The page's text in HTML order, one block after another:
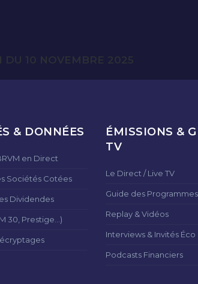
DU 10 NOVEMBRE 2025
& DONNÉES
en Direct
Sociétés Cotées
Dividendes
30, Prestige...)
ÉMISSIONS &
TV
Le Direct / Live TV
Guide des Programmes
Replay & Vidéos
Interviews & Invités Éco
Podcasts Financiers